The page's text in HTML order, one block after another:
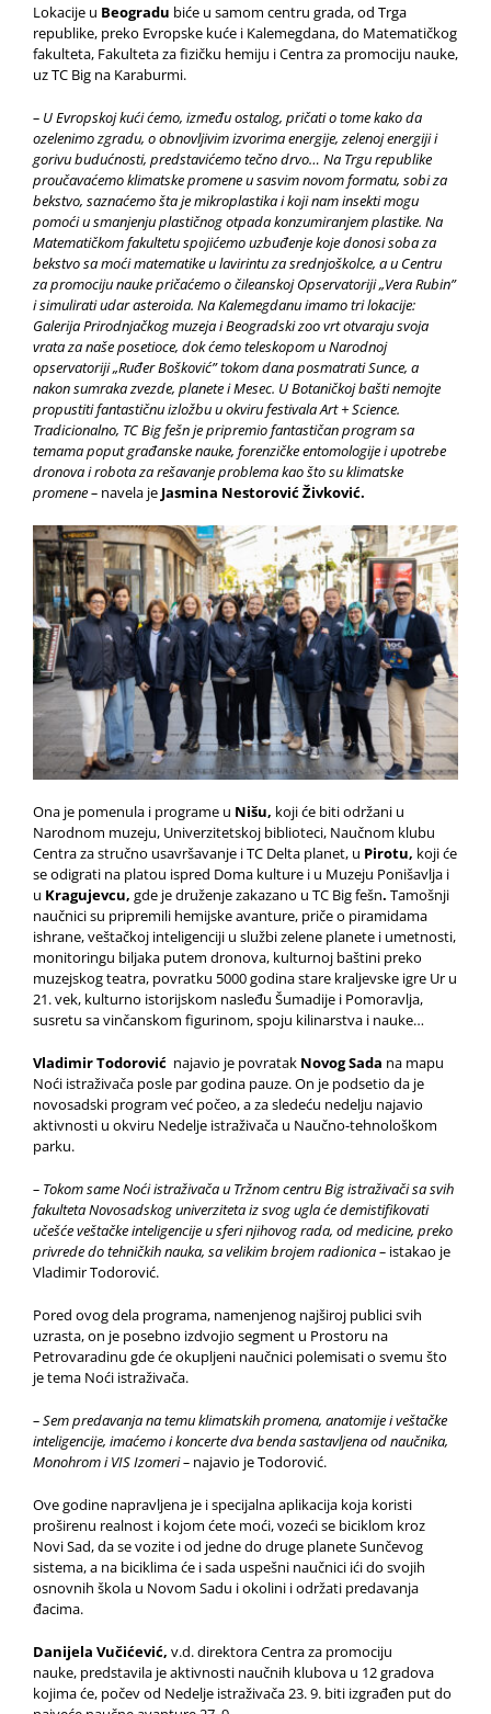
Lokacije u Beogradu biće u samom centru grada, od Trga
republike, preko Evropske kuće i Kalemegdana, do Matematičkog
fakulteta, Fakulteta za fizičku hemiju i Centra za promociju nauke,
uz TC Big na Karaburmi.
– U Evropskoj kući ćemo, između ostalog, pričati o tome kako da
ozelenimo zgradu, o obnovljivim izvorima energije, zelenoj energiji i
gorivu budućnosti, predstavićemo tečno drvo… Na Trgu republike
proučavaćemo klimatske promene u sasvim novom formatu, sobi za
bekstvo, saznaćemo šta je mikroplastika i koji nam insekti mogu
pomoći u smanjenju plastičnog otpada konzumiranjem plastike. Na
Matematičkom fakultetu spojićemo uzbuđenje koje donosi soba za
bekstvo sa moći matematike u lavirintu za srednjoškolce, a u Centru
za promociju nauke pričaćemo o čileanskoj Opservatoriji „Vera Rubin”
i simulirati udar asteroida. Na Kalemegdanu imamo tri lokacije:
Galerija Prirodnjačkog muzeja i Beogradski zoo vrt otvaraju svoja
vrata za naše posetioce, dok ćemo teleskopom u Narodnoj
opservatoriji „Ruđer Bošković” tokom dana posmatrati Sunce, a
nakon sumraka zvezde, planete i Mesec. U Botaničkoj bašti nemojte
propustiti fantastičnu izložbu u okviru festivala Art + Science.
Tradicionalno, TC Big fešn je pripremio fantastičan program sa
temama poput građanske nauke, forenzičke entomologije i upotrebe
dronova i robota za rešavanje problema kao što su klimatske
promene – navela je Jasmina Nestorović Živković.
Ona je pomenula i programe u Nišu, koji će biti održani u
Narodnom muzeju, Univerzitetskoj biblioteci, Naučnom klubu
Centra za stručno usavršavanje i TC Delta planet, u Pirotu, koji će
se odigrati na platou ispred Doma kulture i u Muzeju Ponišavlja i
u Kragujevcu, gde je druženje zakazano u TC Big fešn. Tamošnji
naučnici su pripremili hemijske avanture, priče o piramidama
ishrane, veštačkoj inteligenciji u službi zelene planete i umetnosti,
monitoringu biljaka putem dronova, kulturnoj baštini preko
muzejskog teatra, povratku 5000 godina stare kraljevske igre Ur u
21. vek, kulturno istorijskom nasleđu Šumadije i Pomoravlja,
susretu sa vinčanskom figurinom, spoju kilinarstva i nauke…
Vladimir Todorović najavio je povratak Novog Sada na mapu
Noći istraživača posle par godina pauze. On je podsetio da je
novosadski program već počeo, a za sledeću nedelju najavio
aktivnosti u okviru Nedelje istraživača u Naučno-tehnološkom
parku.
– Tokom same Noći istraživača u Tržnom centru Big istraživači sa svih
fakulteta Novosadskog univerziteta iz svog ugla će demistifikovati
učešće veštačke inteligencije u sferi njihovog rada, od medicine, preko
privrede do tehničkih nauka, sa velikim brojem radionica – istakao je
Vladimir Todorović.
Pored ovog dela programa, namenjenog najširoj publici svih
uzrasta, on je posebno izdvojio segment u Prostoru na
Petrovaradinu gde će okupljeni naučnici polemisati o svemu što
je tema Noći istraživača.
– Sem predavanja na temu klimatskih promena, anatomije i veštačke
inteligencije, imaćemo i koncerte dva benda sastavljena od naučnika,
Monohrom i VIS Izomeri – najavio je Todorović.
Ove godine napravljena je i specijalna aplikacija koja koristi
proširenu realnost i kojom ćete moći, vozeći se biciklom kroz
Novi Sad, da se vozite i od jedne do druge planete Sunčevog
sistema, a na biciklima će i sada uspešni naučnici ići do svojih
osnovnih škola u Novom Sadu i okolini i održati predavanja
đacima.
Danijela Vučićević, v.d. direktora Centra za promociju
nauke, predstavila je aktivnosti naučnih klubova u 12 gradova
kojima će, počev od Nedelje istraživača 23. 9. biti izgrađen put do